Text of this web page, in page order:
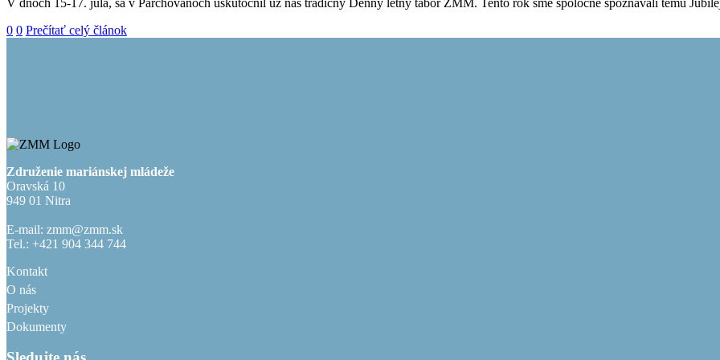
0 0 Prečítať celý článok
Združenie mariánskej mládeže
Oravská 10
949 01 Nitra
E-mail: zmm@zmm.sk
Tel.: +421 904 344 744
Kontakt
O nás
Projekty
Dokumenty